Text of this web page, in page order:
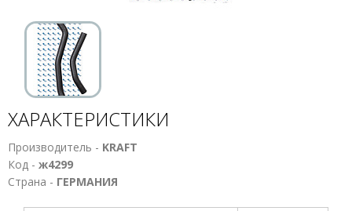
ХАРАКТЕРИСТИКИ
Производитель - KRAFT
Код - ж4299
Страна - ГЕРМАНИЯ